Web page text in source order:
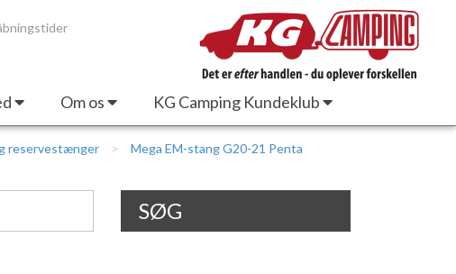
Om os KG Camping Kundeklub
reservestænger Mega EM-stang G20-21 Penta
SØG